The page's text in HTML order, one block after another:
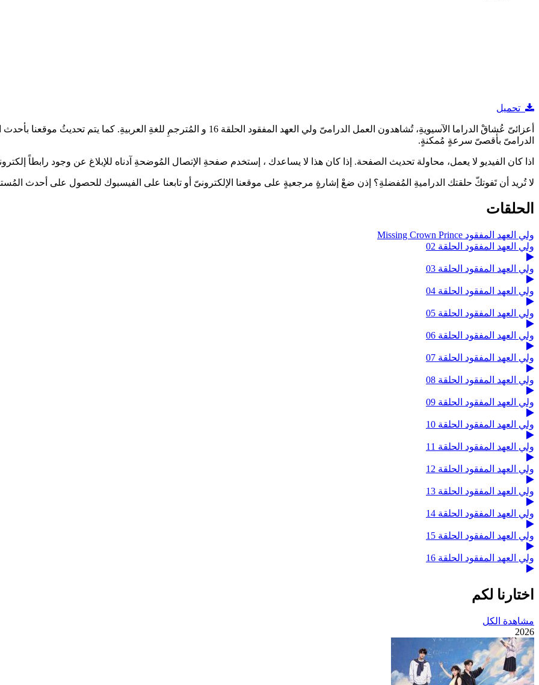
تحميل
أعزائىّ عُشاقْ الدراما الآسيويةِ، تُشاهدون العمل الدرامىّ ولي العهد المفقود الحلقة 16
الدرامىّ بأقصىّ سرعةٍ مُمكنةٍ.
اذا كان الفيديو لا يعمل، محاولة تحديث الصفحة. إذا كان هذا لا يساعدك ، إستخدم صفحةِ الإتصال المُوضحةِ آدناه للإبلاغ عن وجود رابطاً
لا تُريد أن تَفوتكّ حلقتك الدراميةِ المُفضلةِ؟ إذن ضعْ إشارةٍ مرجعيةٍ على موقعنا الإلكترونىّ أو تابعنا على الفيسبوك للحصول على أحدث
الحلقات
ولي العهد المفقود Missing Crown Prince
ولي العهد المفقود الحلقة 02
ولي العهد المفقود الحلقة 03
ولي العهد المفقود الحلقة 04
ولي العهد المفقود الحلقة 05
ولي العهد المفقود الحلقة 06
ولي العهد المفقود الحلقة 07
ولي العهد المفقود الحلقة 08
ولي العهد المفقود الحلقة 09
ولي العهد المفقود الحلقة 10
ولي العهد المفقود الحلقة 11
ولي العهد المفقود الحلقة 12
ولي العهد المفقود الحلقة 13
ولي العهد المفقود الحلقة 14
ولي العهد المفقود الحلقة 15
ولي العهد المفقود الحلقة 16
اختارنا لكم
مشاهدة الكل
2026